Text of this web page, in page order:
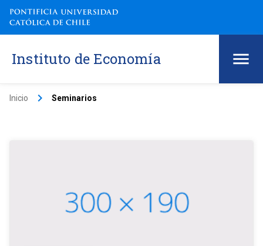
Instituto de Economía
Inicio keyboard_arrow_right Seminarios